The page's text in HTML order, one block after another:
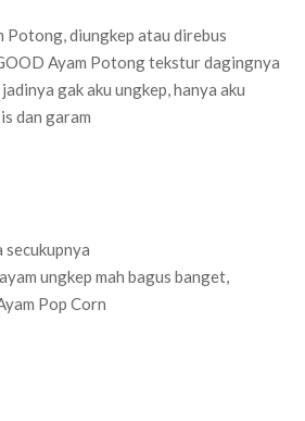
Potong, diungkep atau direbus
Ayam Potong tekstur dagingnya
gak aku ungkep, hanya aku
dan garam
secukupnya
ungkep mah bagus banget,
Pop Corn